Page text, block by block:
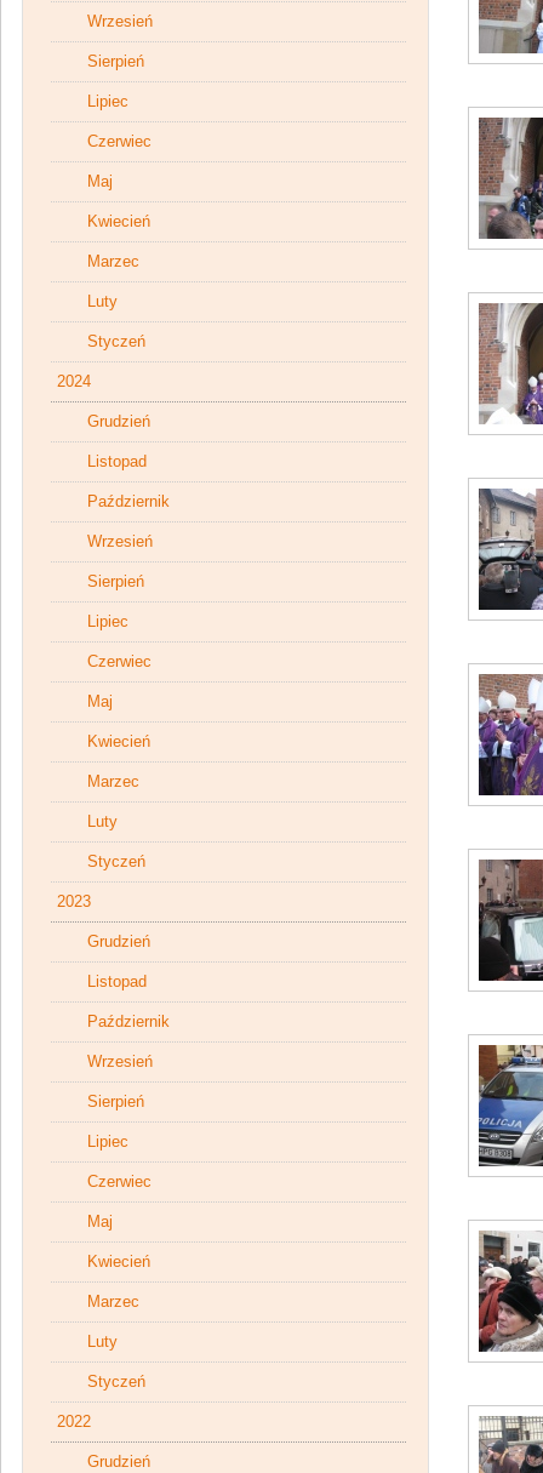
Wrzesień
Sierpień
Lipiec
Czerwiec
Maj
Kwiecień
Marzec
Luty
Styczeń
2024
Grudzień
Listopad
Październik
Wrzesień
Sierpień
Lipiec
Czerwiec
Maj
Kwiecień
Marzec
Luty
Styczeń
2023
Grudzień
Listopad
Październik
Wrzesień
Sierpień
Lipiec
Czerwiec
Maj
Kwiecień
Marzec
Luty
Styczeń
2022
Grudzień